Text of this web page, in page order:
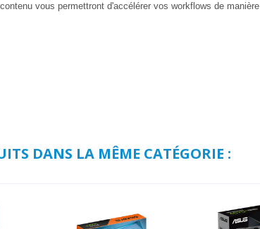
vous permettront d'accélérer vos workflows de manière
DANS LA MÊME CATÉGORIE :